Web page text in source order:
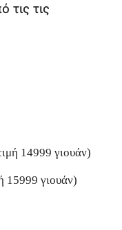
τις τις
14999 γιουάν)
15999 γιουάν)